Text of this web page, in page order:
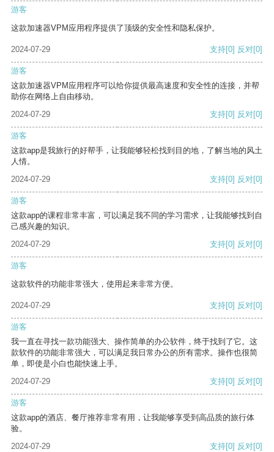
游客
这款加速器VPM应用程序提供了顶级的安全性和隐私保护。
2024-07-29 支持[0] 反对[0]
游客
这款加速器VPM应用程序可以给你提供最高速度和安全性的连接，并帮
助你在网络上自由移动。
2024-07-29
支持[0] 反对[0]
游客
这款app是我旅行的好帮手，让我能够轻松找到目的地，了解当地的风土
人情。
2024-07-29
支持[0] 反对[0]
游客
这款app的课程非常丰富，可以满足我不同的学习需求，让我能够找到自
己感兴趣的知识。
2024-07-29
支持[0] 反对[0]
游客
这款软件的功能非常强大，使用起来非常方便。
2024-07-29 支持[0] 反对[0]
游客
我一直在寻找一款功能强大、操作简单的办公软件，终于找到了它。这
款软件的功能非常强大，可以满足我日常办公的所有需求。操作也很简
单，即使是小白也能快速上手。
2024-07-29
支持[0] 反对[0]
游客
这款app的酒店、餐厅推荐非常有用，让我能够享受到高品质的旅行体
验。
2024-07-29
支持[0] 反对[0]